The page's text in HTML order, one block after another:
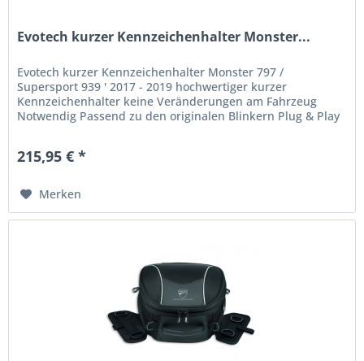
Evotech kurzer Kennzeichenhalter Monster...
Evotech kurzer Kennzeichenhalter Monster 797 /
Supersport 939 ' 2017 - 2019 hochwertiger kurzer
Kennzeichenhalter keine Veränderungen am Fahrzeug
Notwendig Passend zu den originalen Blinkern Plug & Play
215,95 € *
Merken